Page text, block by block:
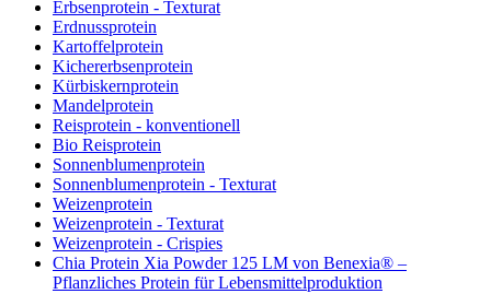
Erbsenprotein - Texturat
Erdnussprotein
Kartoffelprotein
Kichererbsenprotein
Kürbiskernprotein
Mandelprotein
Reisprotein - konventionell
Bio Reisprotein
Sonnenblumenprotein
Sonnenblumenprotein - Texturat
Weizenprotein
Weizenprotein - Texturat
Weizenprotein - Crispies
Chia Protein Xia Powder 125 LM von Benexia® –
Pflanzliches Protein für Lebensmittelproduktion